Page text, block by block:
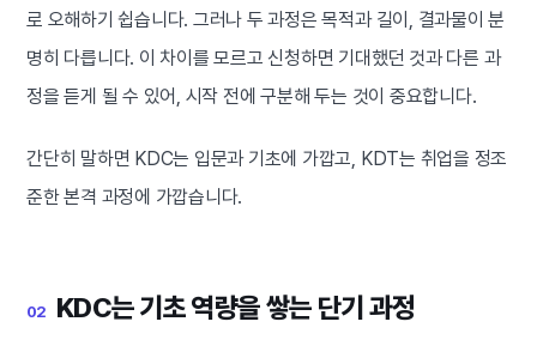
로 오해하기 쉽습니다. 그러나 두 과정은 목적과 길이, 결과물이 분
명히 다릅니다. 이 차이를 모르고 신청하면 기대했던 것과 다른 과
정을 듣게 될 수 있어, 시작 전에 구분해 두는 것이 중요합니다.
간단히 말하면 KDC는 입문과 기초에 가깝고, KDT는 취업을 정조
준한 본격 과정에 가깝습니다.
02 KDC는 기초 역량을 쌓는 단기 과정